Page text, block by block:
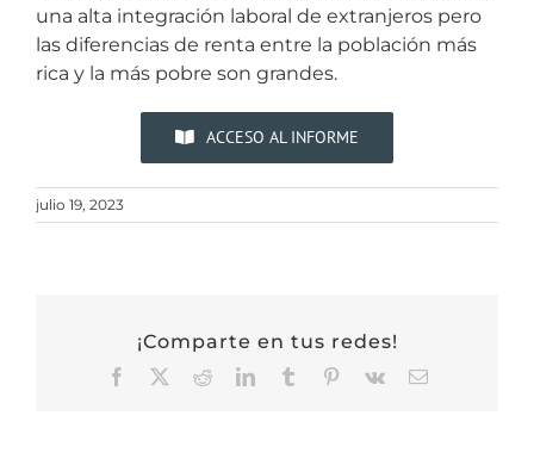
una alta integración laboral de extranjeros pero
las diferencias de renta entre la población más
rica y la más pobre son grandes.
ACCESO AL INFORME
julio 19, 2023
¡Comparte en tus redes!
Facebook RedditLinkedInTumblr Pinterest
Vk
Correo